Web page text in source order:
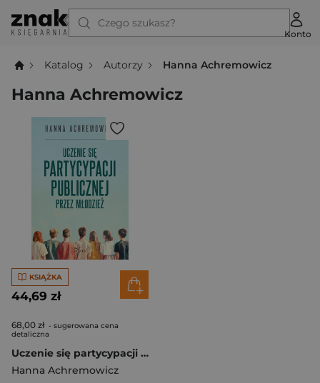
Czego szukasz?
Konto
Katalog Autorzy Hanna Achremowicz
Hanna Achremowicz
KSIĄŻKA
44,69 zł
68,00 zł - sugerowana cena
detaliczna
Uczenie się partycypacji publicznej przez młodzież
Hanna Achremowicz